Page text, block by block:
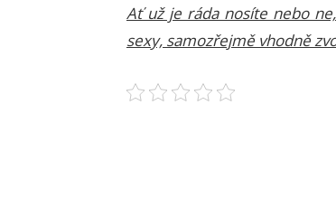
Ať už je ráda nosíte nebo
sexy, samozřejmě vhodně